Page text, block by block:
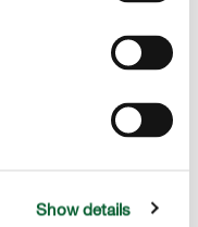
Show details